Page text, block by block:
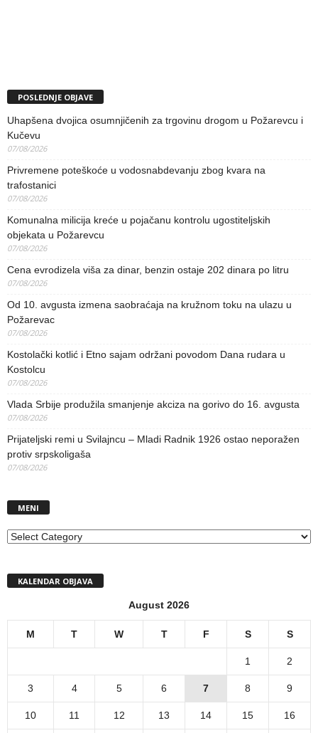
POSLEDNJE OBJAVE
Uhapšena dvojica osumnjičenih za trgovinu drogom u Požarevcu i
Kučevu
07/08/2026
Privremene poteškoće u vodosnabdevanju zbog kvara na
trafostanici
07/08/2026
Komunalna milicija kreće u pojačanu kontrolu ugostiteljskih
objekata u Požarevcu
07/08/2026
Cena evrodizela viša za dinar, benzin ostaje 202 dinara po litru
07/08/2026
Od 10. avgusta izmena saobraćaja na kružnom toku na ulazu u
Požarevac
07/08/2026
Kostolački kotlić i Etno sajam održani povodom Dana rudara u
Kostolcu
07/08/2026
Vlada Srbije produžila smanjenje akciza na gorivo do 16. avgusta
07/08/2026
Prijateljski remi u Svilajncu – Mladi Radnik 1926 ostao neporažen
protiv srpskoligaša
07/08/2026
MENI
MENI
KALENDAR OBJAVA
August 2026
M T W T F S S
1 2
3 4 5 6 7 8 9
10 11 12 13 14 15 16